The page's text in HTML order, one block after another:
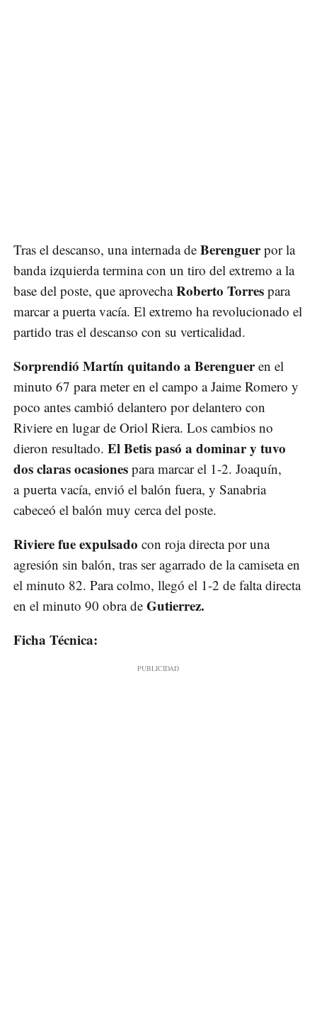
Tras el descanso, una internada de Berenguerpor la
banda izquierda termina con un tiro del extremo a la
base del poste, que aprovechaRoberto Torres para
marcar a puerta vacía. El extremo ha revolucionado el
partido tras el descanso con su verticalidad.
Sorprendió Martín quitando a Berengueren el
minuto 67 para meter en el campo a Jaime Romero y
poco antes cambió delantero por delantero con
Riviere en lugar de Oriol Riera. Los cambios no
dieron resultado. El Betis pasó a dominar y tuvo
dos claras ocasiones para marcar el 1-2. Joaquín,
a puerta vacía, envió el balón fuera, y Sanabria
cabeceó el balón muy cerca del poste.
Riviere fue expulsado con roja directa por una
agresión sin balón, tras ser agarrado de la camiseta en
el minuto 82. Para colmo, llegó el 1-2 de falta directa
en el minuto 90 obra de Gutierrez.
Ficha Técnica: